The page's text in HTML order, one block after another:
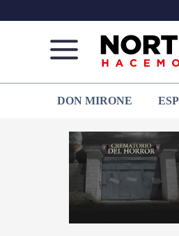
de
Juárez
que
hacemos
DON MIRONE